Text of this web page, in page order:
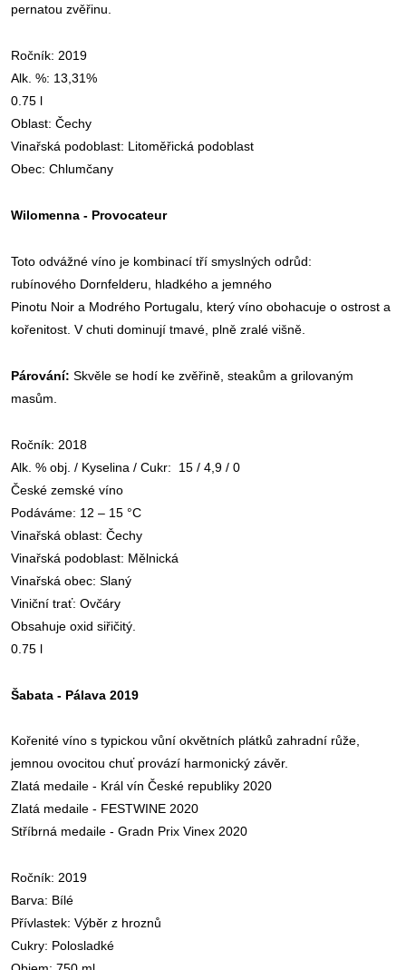
pernatou zvěřinu.
Ročník: 2019
Alk. %: 13,31%
0.75 l
Oblast: Čechy
Vinařská podoblast: Litoměřická podoblast
Obec: Chlumčany
Wilomenna - Provocateur
Toto odvážné víno je kombinací tří smyslných odrůd:
rubínového Dornfelderu , hladkého a jemného
Pinotu Noir a Modrého Portugalu který víno obohacuje o ostrost a
kořenitost . V chuti dominují tmavé, plně zralé višně.
Párování: Skvěle se hodí ke zvěřině, steakům a grilovaným
masům.
Ročník: 2018
Alk. % obj. / Kyselina / Cukr: 15 / 4,9 / 0
České zemské víno
Podáváme: 12 – 15 °C
Vinařská oblast: Čechy
Vinařská podoblast: Mělnická
Vinařská obec: Slaný
Viniční trať: Ovčáry
Obsahuje oxid siřičitý.
0.75 l
Šabata - Pálava 2019
Kořenité víno s typickou vůní okvětních plátků zahradní růže,
jemnou ovocitou chuť provází harmonický závěr.
Zlatá medaile - Král vín České republiky 2020
Zlatá medaile - FESTWINE 2020
Stříbrná medaile - Gradn Prix Vinex 2020
Ročník: 2019
Barva: Bílé
Přívlastek: Výběr z hroznů
Cukry: Polosladké